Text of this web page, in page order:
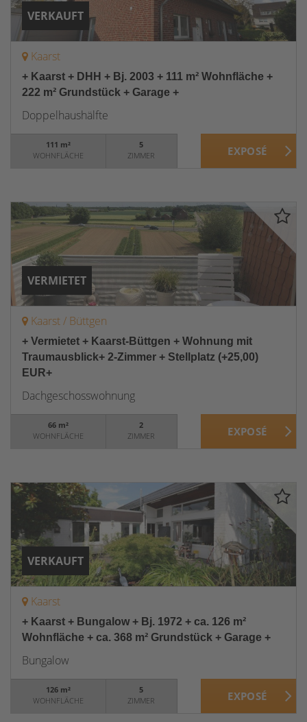
VERKAUFT
Kaarst
+ Kaarst + DHH + Bj. 2003 + 111 m² Wohnfläche +
222 m² Grundstück + Garage +
Doppelhaushälfte
111 m²
WOHNFLÄCHE
5
ZIMMER
VERMIETET
Kaarst / Büttgen
+ Vermietet + Kaarst-Büttgen + Wohnung mit
Traumausblick+ 2-Zimmer + Stellplatz (+25,00)
EUR+
Dachgeschosswohnung
66 m²
WOHNFLÄCHE
2
ZIMMER
VERKAUFT
Kaarst
+ Kaarst + Bungalow + Bj. 1972 + ca. 126 m²
Wohnfläche + ca. 368 m² Grundstück + Garage +
Bungalow
126 m²
WOHNFLÄCHE
5
ZIMMER